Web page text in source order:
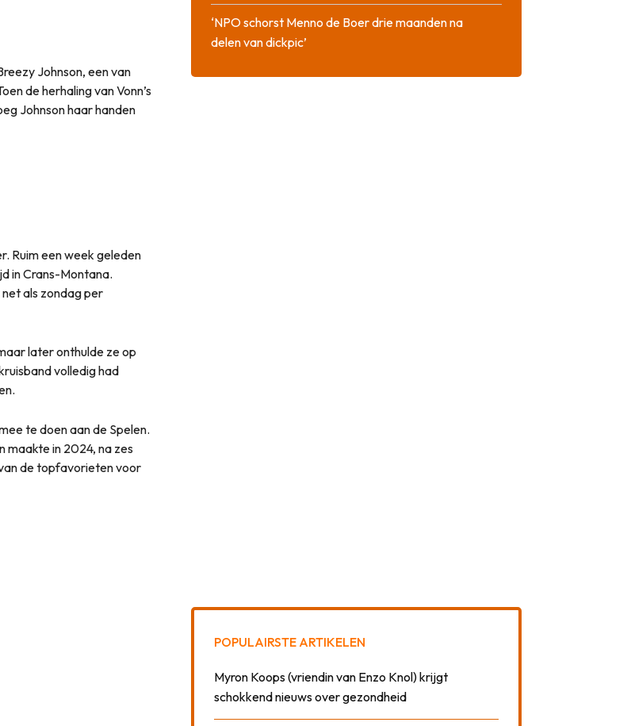
Johnson, een van
de herhaling van Vonn’s
Johnson haar handen
Ruim een week geleden
in Crans-Montana.
als zondag per
later onthulde ze op
volledig had
te doen aan de Spelen.
maakte in 2024, na zes
de topfavorieten voor
‘NPO schorst Menno de Boer drie maanden na
delen van dickpic’
POPULAIRSTE ARTIKELEN
Myron Koops (vriendin van Enzo Knol) krijgt
schokkend nieuws over gezondheid